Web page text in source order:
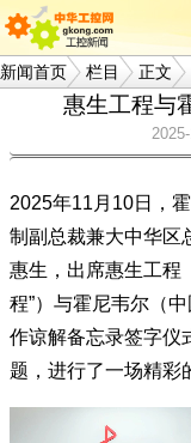
新闻首页 栏目 正文
惠生工程与
2025年11月10日，
制副总裁兼大中华区
惠生，出席惠生工程
程”）与霍尼韦尔（
作谅解备忘录签字仪
题，进行了一场精彩